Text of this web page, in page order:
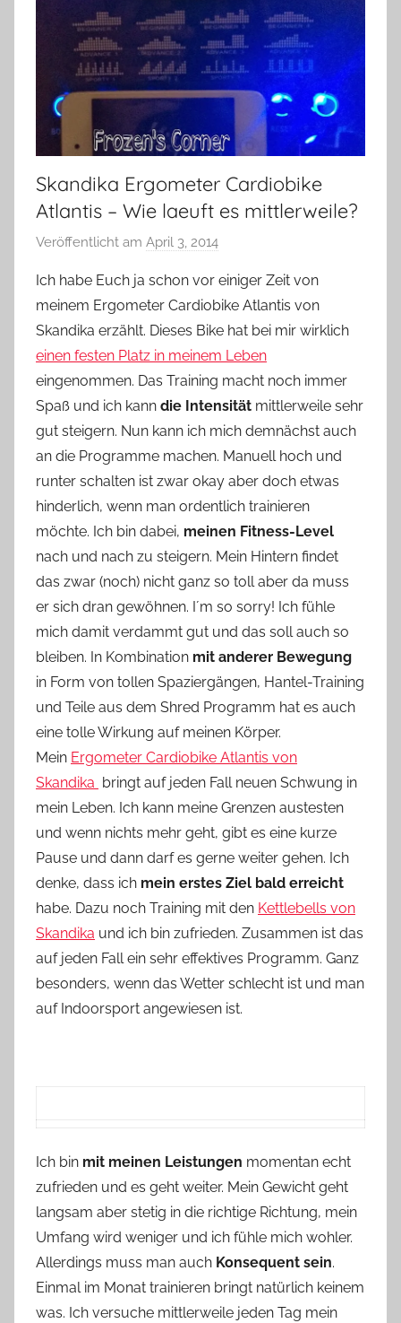
Skandika Ergometer Cardiobike
Atlantis – Wie laeuft es mittlerweile?
Veröffentlicht am April 3, 2014
n
Y
v
o
n
n
e
Ich habe Euch ja schon vor einiger Zeit von
meinem Ergometer Cardiobike Atlantis von
Skandika erzählt. Dieses Bike hat bei mir wirklich
einen festen Platz in meinem Leben
eingenommen. Das Training macht noch immer
Spaß und ich kann die Intensität mittlerweile sehr
gut steigern. Nun kann ich mich demnächst auch
an die Programme machen. Manuell hoch und
runter schalten ist zwar okay aber doch etwas
hinderlich, wenn man ordentlich trainieren
möchte. Ich bin dabei, meinen Fitness-Level
nach und nach zu steigern. Mein Hintern findet
das zwar (noch) nicht ganz so toll aber da muss
er sich dran gewöhnen. I´m so sorry! Ich fühle
mich damit verdammt gut und das soll auch so
bleiben. In Kombination mit anderer Bewegung
in Form von tollen Spaziergängen, Hantel-Training
und Teile aus dem Shred Programm hat es auch
eine tolle Wirkung auf meinen Körper.
Mein Ergometer Cardiobike Atlantis von
Skandika bringt auf jeden Fall neuen Schwung in
mein Leben. Ich kann meine Grenzen austesten
und wenn nichts mehr geht, gibt es eine kurze
Pause und dann darf es gerne weiter gehen. Ich
denke, dass ich mein erstes Ziel bald erreicht
habe. Dazu noch Training mit den Kettlebells von
Skandika und ich bin zufrieden. Zusammen ist das
auf jeden Fall ein sehr effektives Programm. Ganz
besonders, wenn das Wetter schlecht ist und man
auf Indoorsport angewiesen ist.
Ich bin mit meinen Leistungen momentan echt
zufrieden und es geht weiter. Mein Gewicht geht
langsam aber stetig in die richtige Richtung, mein
Umfang wird weniger und ich fühle mich wohler.
Allerdings muss man auch Konsequent sein.
Einmal im Monat trainieren bringt natürlich keinem
was. Ich versuche mittlerweile jeden Tag mein